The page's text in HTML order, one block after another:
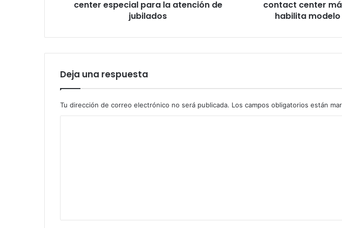
jubilados
center especial para la atención de
jubilados
modelocontact center
habilita
Deja una respuesta
Tu dirección de correo electrónico no será publicada. Los campos obligatorios están